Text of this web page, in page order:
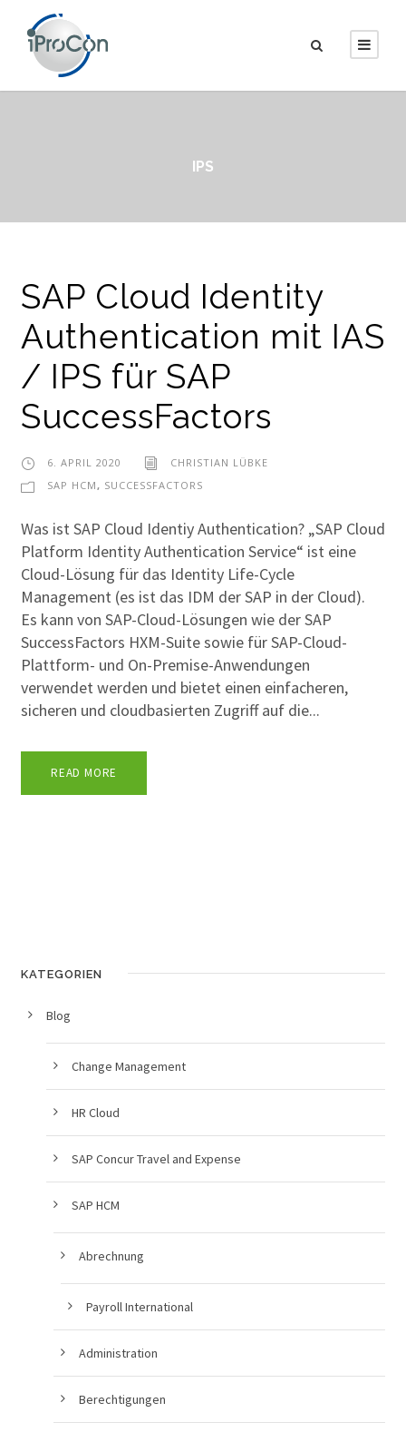
IPS
SAP Cloud Identity
Authentication mit IAS
/ IPS für SAP
SuccessFactors
6. APRIL 2020
CHRISTIAN LÜBKE
SAP HCM, SUCCESSFACTORS
Was ist SAP Cloud Identiy Authentication? „SAP Cloud
Platform Identity Authentication Service“ ist eine
Cloud-Lösung für das Identity Life-Cycle
Management (es ist das IDM der SAP in der Cloud).
Es kann von SAP-Cloud-Lösungen wie der SAP
SuccessFactors HXM-Suite sowie für SAP-Cloud-
Plattform- und On-Premise-Anwendungen
verwendet werden und bietet einen einfacheren,
sicheren und cloudbasierten Zugriff auf die...
READ MORE
KATEGORIEN
Blog
Change Management
HR Cloud
SAP Concur Travel and Expense
SAP HCM
Abrechnung
Payroll International
Administration
Berechtigungen